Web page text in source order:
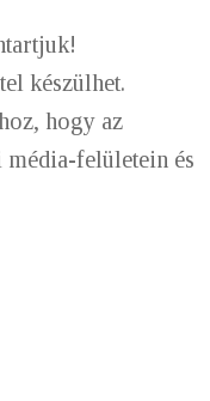
készülhet.
hogy az
felületein és